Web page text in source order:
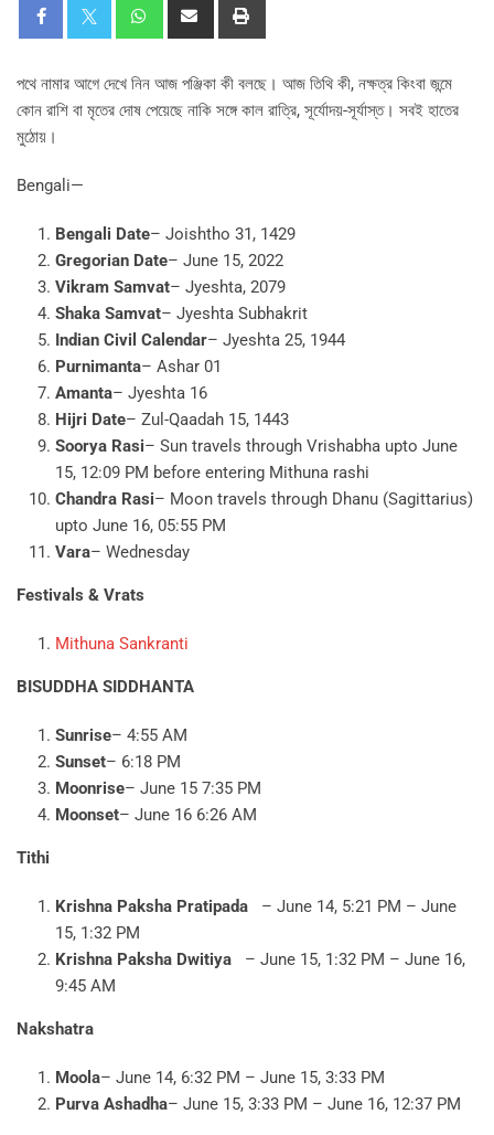
পথে নামার আগে দেখে নিন আজ পঞ্জিকা কী বলছে। আজ তিথি কী, নক্ষত্র কিংবা জন্মে
কোন রাশি বা মৃতের দোষ পেয়েছে নাকি সঙ্গে কাল রাত্রি, সূর্যোদয়-সূর্যাস্ত। সবই হাতের
মুঠোয়।
Bengali—
Bengali Date– Joishtho 31, 1429
Gregorian Date– June 15, 2022
Vikram Samvat– Jyeshta, 2079
Shaka Samvat– Jyeshta Subhakrit
Indian Civil Calendar– Jyeshta 25, 1944
Purnimanta– Ashar 01
Amanta– Jyeshta 16
Hijri Date– Zul-Qaadah 15, 1443
Soorya Rasi– Sun travels through Vrishabha upto June
15, 12:09 PM before entering Mithuna rashi
Chandra Rasi– Moon travels through Dhanu (Sagittarius)
upto June 16, 05:55 PM
Vara– Wednesday
Festivals & Vrats
Mithuna Sankranti
BISUDDHA SIDDHANTA
Sunrise– 4:55 AM
Sunset– 6:18 PM
Moonrise– June 15 7:35 PM
Moonset– June 16 6:26 AM
Tithi
Krishna Paksha Pratipada
– June 14, 5:21 PM – June
15, 1:32 PM
Krishna Paksha Dwitiya
– June 15, 1:32 PM – June 16,
9:45 AM
Nakshatra
Moola– June 14, 6:32 PM – June 15, 3:33 PM
Purva Ashadha– June 15, 3:33 PM – June 16, 12:37 PM